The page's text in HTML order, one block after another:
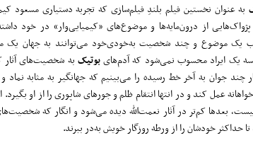
به عنوان نخستین فیلم بلندِ فیلم‌سازی که تجربه دستیاری مسعود
از درون‌مایه‌ها و موضوع‌های «کیمیایی‌وار» در خود
یک موضوع و چند شخصیت به‌خودی‌خود می‌توانند به جهان یک
یک ایراد محسوب نمی‌شود که آدم‌هایبوتیک به شخصیت‌های آثار
چند جوان به آخر خط رسیده را می‌بینیم که جهانگیر به مثابه نماد
عمل کند و در انتها انتقام ظلم و جور‌های شاپوری را از او
بعد‌ها کم‌تر در آثار نعمت‌الله دیده می‌شود و انگار که
تا حداکثر خودشان را از ورطه روزگار خویش به‌در ببرند.